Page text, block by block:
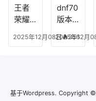
个好
王者
荣耀S
最强
2025年12月08日 356
dnf70
版本
药装
药流
2025年12月
基于Wordpress. Copyright ©